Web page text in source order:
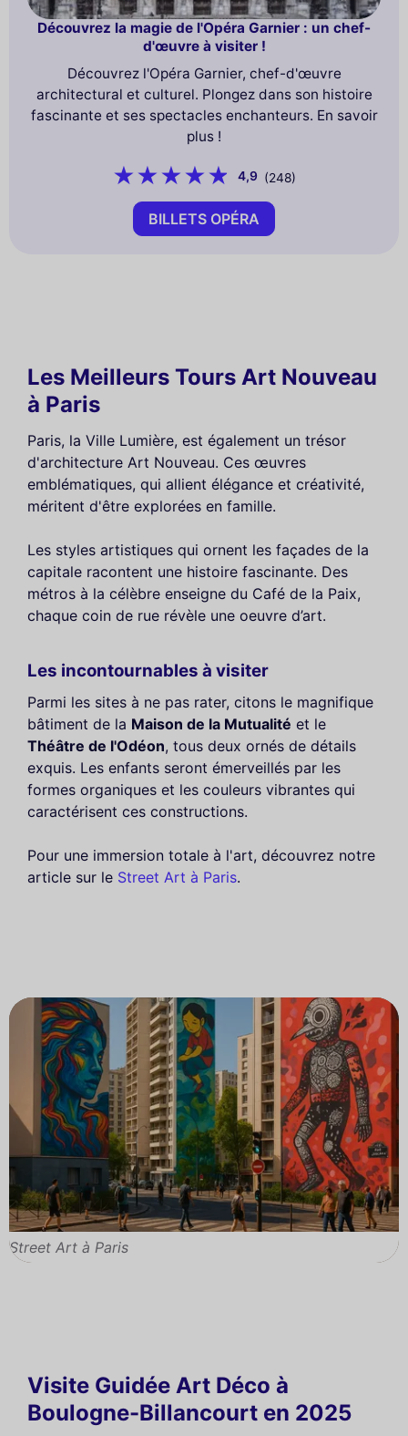
Découvrez la magie de l'Opéra Garnier : un chef-
d'œuvre à visiter !
Découvrez l'Opéra Garnier, chef-d'œuvre
architectural et culturel. Plongez dans son histoire
fascinante et ses spectacles enchanteurs. En savoir
plus !
4,9 (248)
BILLETS OPÉRA
Les Meilleurs Tours Art Nouveau
à Paris
Paris, la Ville Lumière, est également un trésor
d'architecture Art Nouveau. Ces œuvres
emblématiques, qui allient élégance et créativité,
méritent d'être explorées en famille.
Les styles artistiques qui ornent les façades de la
capitale racontent une histoire fascinante. Des
métros à la célèbre enseigne du Café de la Paix,
chaque coin de rue révèle une oeuvre d’art.
Les incontournables à visiter
Parmi les sites à ne pas rater, citons le magnifique
bâtiment de la Maison de la Mutualité et le
Théâtre de l'Odéon, tous deux ornés de détails
exquis. Les enfants seront émerveillés par les
formes organiques et les couleurs vibrantes qui
caractérisent ces constructions.
Pour une immersion totale à l'art, découvrez notre
article sur le Street Art à Paris.
Street Art à Paris
Visite Guidée Art Déco à
Boulogne-Billancourt en 2025